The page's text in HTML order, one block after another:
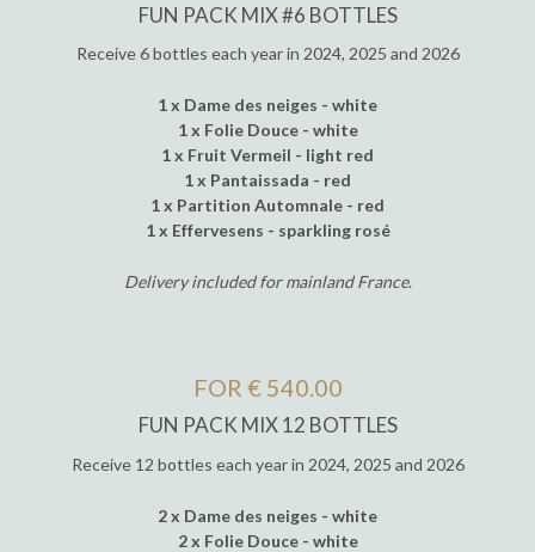
FUN PACK MIX #6 BOTTLES
Receive 6 bottles each year in 2024, 2025 and 2026
1 x Dame des neiges - white
1 x Folie Douce - white
1 x Fruit Vermeil - light red
1 x Pantaissada - red
1 x Partition Automnale - red
1 x Effervesens - sparkling rosé
Delivery included for mainland France.
FOR € 540.00
FUN PACK MIX 12 BOTTLES
Receive 12 bottles each year in 2024, 2025 and 2026
2 x Dame des neiges - white
2 x Folie Douce - white